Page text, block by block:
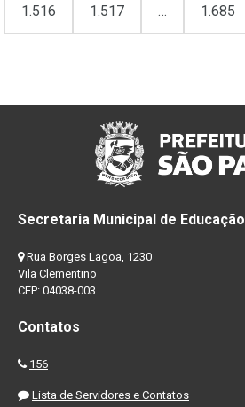
1.516 1.517 … 1.685
Secretaria Municipal de Educação
Rua Borges Lagoa, 1230
Vila Clementino
CEP: 04038-003
Contatos
156
Lista de Servidores e Contatos